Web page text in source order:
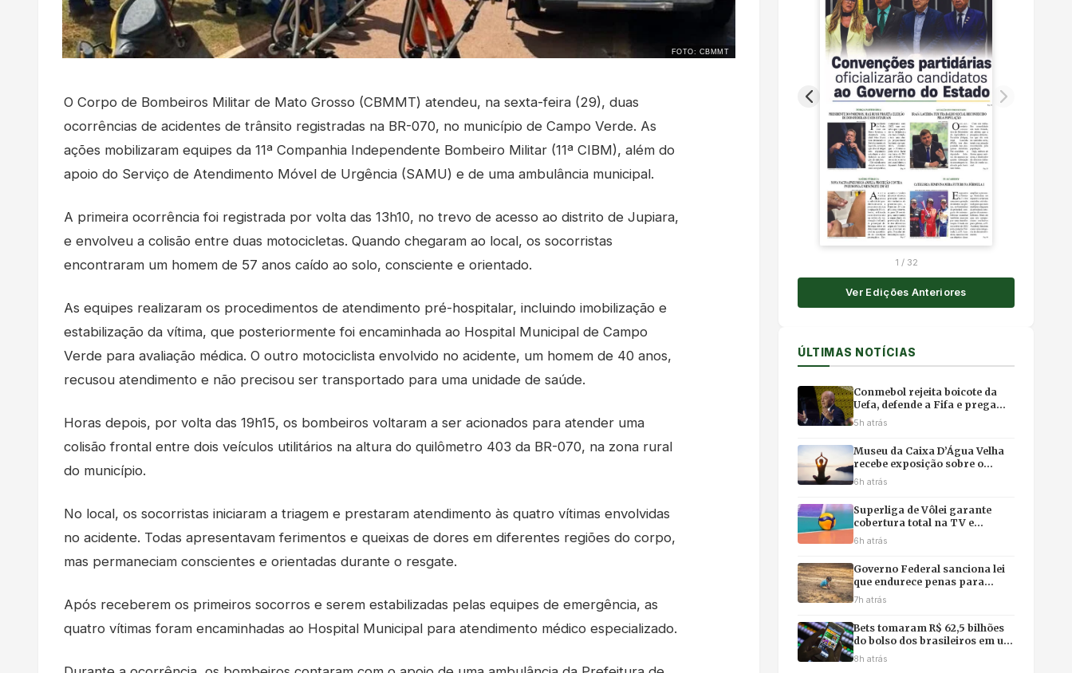
FOTO: CBMMT
O Corpo de Bombeiros Militar de Mato Grosso (CBMMT) atendeu, na sexta-feira (29), duas
ocorrências de acidentes de trânsito registradas na BR-070, no município de Campo Verde. As
ações mobilizaram equipes da 11ª Companhia Independente Bombeiro Militar (11ª CIBM), além do
apoio do Serviço de Atendimento Móvel de Urgência (SAMU) e de uma ambulância municipal.
A primeira ocorrência foi registrada por volta das 13h10, no trevo de acesso ao distrito de Jupiara,
e envolveu a colisão entre duas motocicletas. Quando chegaram ao local, os socorristas
encontraram um homem de 57 anos caído ao solo, consciente e orientado.
As equipes realizaram os procedimentos de atendimento pré-hospitalar, incluindo imobilização e
estabilização da vítima, que posteriormente foi encaminhada ao Hospital Municipal de Campo
Verde para avaliação médica. O outro motociclista envolvido no acidente, um homem de 40 anos,
recusou atendimento e não precisou ser transportado para uma unidade de saúde.
Horas depois, por volta das 19h15, os bombeiros voltaram a ser acionados para atender uma
colisão frontal entre dois veículos utilitários na altura do quilômetro 403 da BR-070, na zona rural
do município.
No local, os socorristas iniciaram a triagem e prestaram atendimento às quatro vítimas envolvidas
no acidente. Todas apresentavam ferimentos e queixas de dores em diferentes regiões do corpo,
mas permaneciam conscientes e orientadas durante o resgate.
Após receberem os primeiros socorros e serem estabilizadas pelas equipes de emergência, as
quatro vítimas foram encaminhadas ao Hospital Municipal para atendimento médico especializado.
1 / 32
Ver Edições Anteriores
ÚLTIMAS NOTÍCIAS
Conmebol rejeita boicote da
Uefa, defende a Fifa e prega
equilíbrio após recuo de
5h atrás
Museu da Caixa D’Água Velha
recebe exposição sobre o
Pantanal com yôga imersivo e
6h atrás
Superliga de Vôlei garante
cobertura total na TV e
premiação recorde de R$ 3,6
6h atrás
Governo Federal sanciona lei
que endurece penas para
crimes sexuais contra
7h atrás
Bets tomaram R$ 62,5 bilhões
do bolso dos brasileiros em um
ano, revela estudo
8h atrás